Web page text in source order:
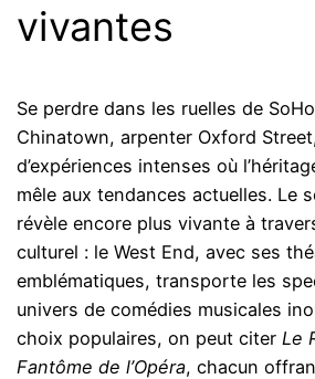
vivantes
Se perdre dans les ruelles de
Chinatown, arpenter Oxford
d’expériences intenses où
mêle aux tendances actuelles. Le
révèle encore plus vivante à
culturel : le West End, avec ses
emblématiques, transporte les
univers de comédies musicales
choix populaires, on peut citer Le
Fantôme de l’Opéra, chacun